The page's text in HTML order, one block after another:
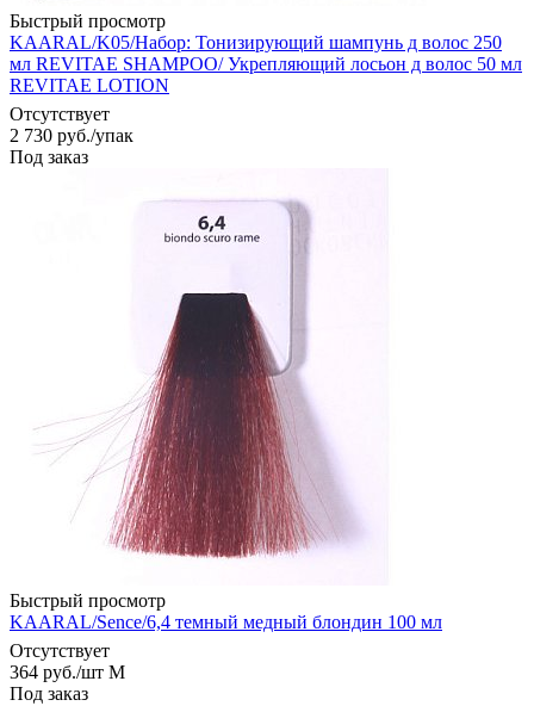
Быстрый просмотр
KAARAL/K05/Набор: Тонизирующий шампунь д волос 250
мл REVITAE SHAMPOO/ Укрепляющий лосьон д волос 50 мл
REVITAE LOTION
Отсутствует
2 730 руб./упак
Под заказ
Быстрый просмотр
KAARAL/Sence/6,4 темный медный блондин 100 мл
Отсутствует
364 руб./шт M
Под заказ